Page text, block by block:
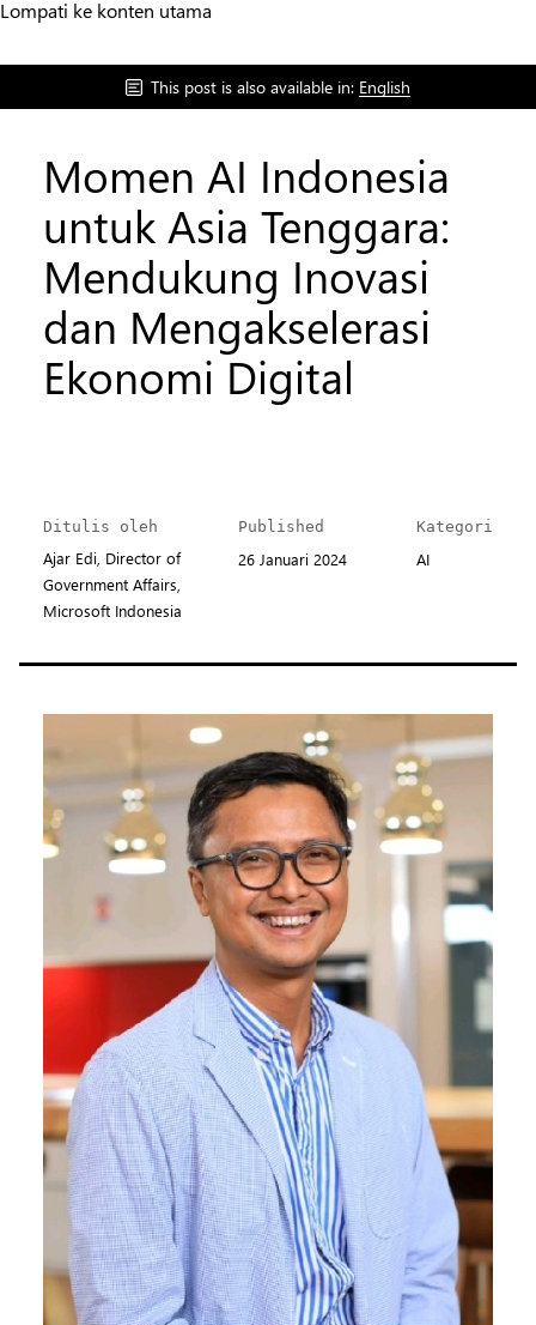
Lompati ke konten utama
This post is also available in: English
Momen AI Indonesia
untuk Asia Tenggara:
Mendukung Inovasi
dan Mengakselerasi
Ekonomi Digital
Ditulis oleh
Ajar Edi, Director of
Government Affairs,
Microsoft Indonesia
Published
26 Januari 2024
Kategori
AI